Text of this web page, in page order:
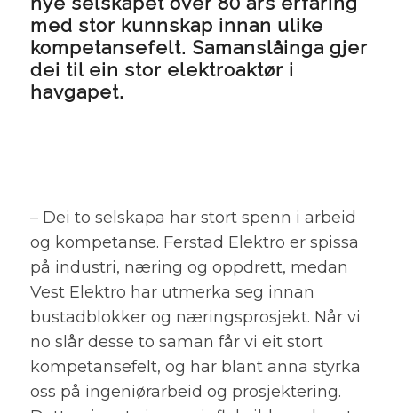
med stor kunnskap innan ulike
kompetansefelt. Samanslåinga gjer
dei til ein stor elektroaktør i
havgapet.
– Dei to selskapa har stort spenn i arbeid
og kompetanse. Ferstad Elektro er spissa
på industri, næring og oppdrett, medan
Vest Elektro har utmerka seg innan
bustadblokker og næringsprosjekt. Når vi
no slår desse to saman får vi eit stort
kompetansefelt, og har blant anna styrka
oss på ingeniørarbeid og prosjektering.